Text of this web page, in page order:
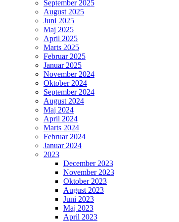
September 2025
August 2025
Juni 2025
Maj 2025
April 2025
Marts 2025
Februar 2025
Januar 2025
November 2024
Oktober 2024
September 2024
August 2024
Maj 2024
April 2024
Marts 2024
Februar 2024
Januar 2024
2023
December 2023
November 2023
Oktober 2023
August 2023
Juni 2023
Maj 2023
April 2023